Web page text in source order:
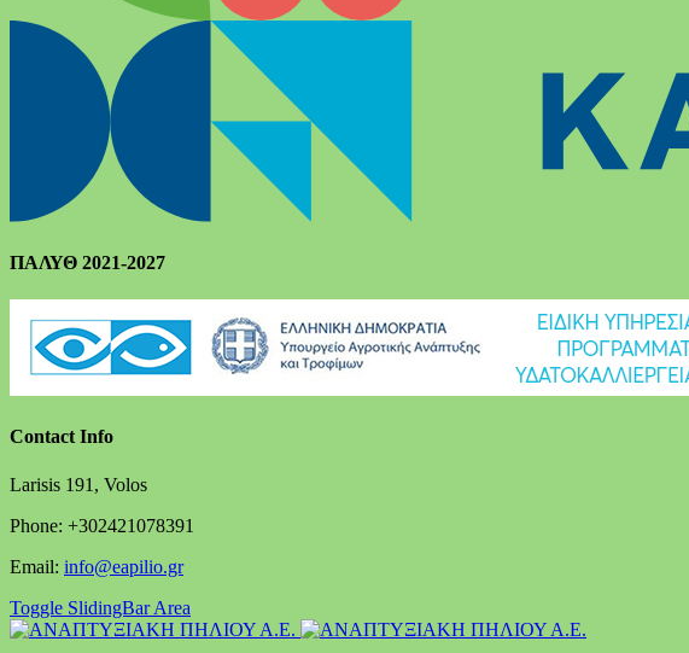
ΠΑΛΥΘ 2021-2027
Contact Info
Larisis 191, Volos
Phone: +302421078391
Email: info@eapilio.gr
Toggle SlidingBar Area